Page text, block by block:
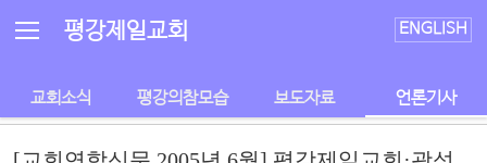
평강제일교회 ENGLISH
교회소식 평강의참모습 보도자료 언론기사